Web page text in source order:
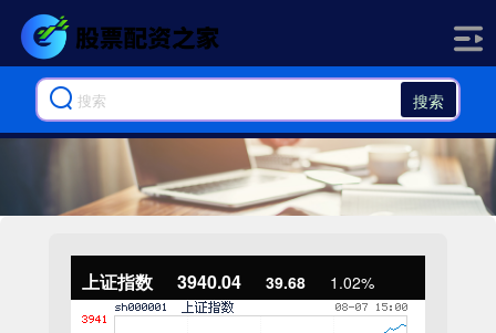
搜索
上证指数 3940.04 39.68 1.02%